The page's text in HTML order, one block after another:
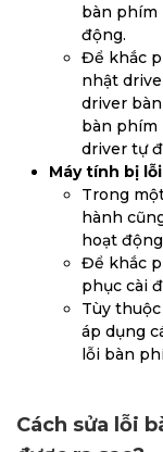
bàn phím
động.
Để khắc
nhật
driver
bàn phím
driver tự
Máy tính bị
Trong
hành
hoạt
Để khắc
phục cài
Tùy
áp dụng
lỗi bàn
Cách sửa lỗi